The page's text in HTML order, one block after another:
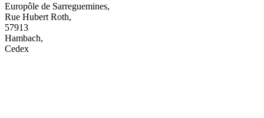
Europôle de Sarreguemines,
Rue Hubert Roth,
57913
Hambach,
Cedex